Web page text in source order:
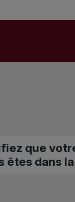
que
dans